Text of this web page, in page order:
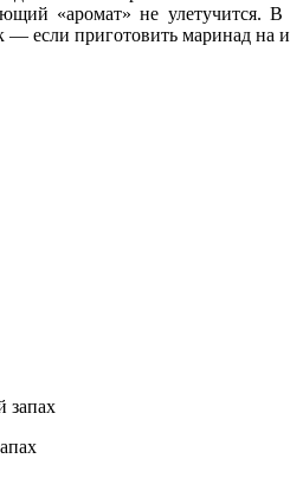
«аромат» не улетучится.
если приготовить маринад на